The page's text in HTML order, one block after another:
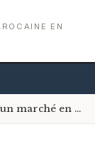
EN
Viandes rouges : les enjeux d’un marché en constante tension